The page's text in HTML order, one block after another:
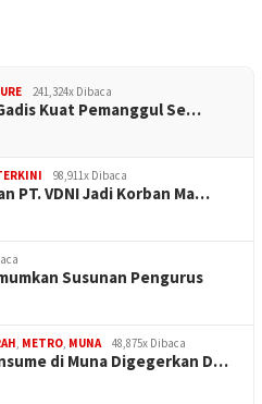
241,324x Dibaca
Kuat Pemanggul Se…
98,911x Dibaca
PT. VDNI Jadi Korban Ma…
Susunan Pengurus
METRO MUNA 48,875x Dibaca
di Muna Digegerkan D…